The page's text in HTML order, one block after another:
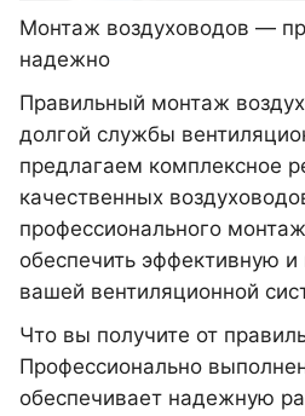
Монтаж воздуховодов —
надежно
Правильный монтаж
долгой службы
предлагаем комплексное
качественных
профессионального
обеспечить эффективную
вашей вентиляционной
Что вы получите от
Профессионально
обеспечивает надежную